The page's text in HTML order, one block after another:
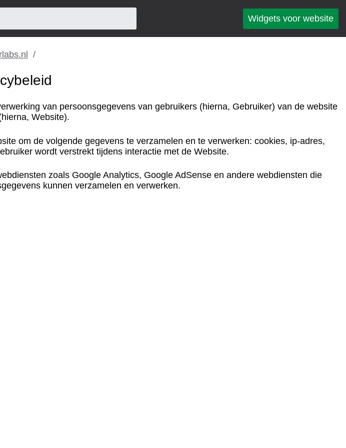
Widgets voor website
van persoonsgegevens van gebruikers (hierna, Gebruiker) van de website
Website).
om de volgende gegevens te verzamelen en te verwerken: cookies, ip-adres,
wordt verstrekt tijdens interactie met de Website.
zoals Google Analytics, Google AdSense en andere webdiensten die
kunnen verzamelen en verwerken.